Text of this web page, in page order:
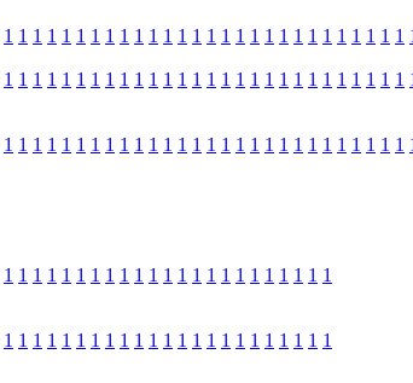
1 1 1 1 1 1 1 1 1 1 1 1 1 1 1 1 1 1 1 1 1 1 1 1 1 1 1 1
1 1 1 1 1 1 1 1 1 1 1 1 1 1 1 1 1 1 1 1 1 1 1 1 1 1 1 1
1 1 1 1 1 1 1 1 1 1 1 1 1 1 1 1 1 1 1 1 1 1 1 1 1 1 1 1
1 1 1 1 1 1 1 1 1 1 1 1 1 1 1 1 1 1 1 1 1 1 1
1 1 1 1 1 1 1 1 1 1 1 1 1 1 1 1 1 1 1 1 1 1 1